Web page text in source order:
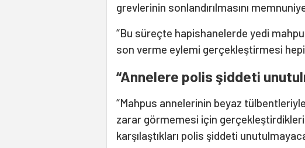
grevlerinin sonlandırılmasını
“Bu süreçte hapishanelerde yedi
son verme eylemi gerçekleştirmesi
“Annelere polis şiddeti
“Mahpus annelerinin beyaz
zarar görmemesi için
karşılaştıkları polis şiddeti